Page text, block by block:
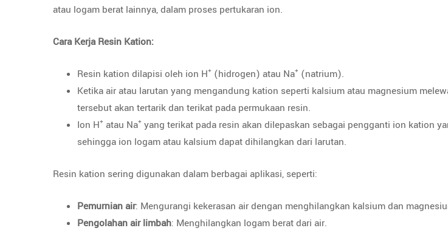
atau logam berat lainnya, dalam proses pertukaran ion.
Cara Kerja Resin Kation:
Resin kation dilapisi oleh ion H⁺ (hidrogen) atau Na⁺ (natrium).
Ketika air atau larutan yang mengandung kation seperti kalsium atau magnesium
tersebut akan tertarik dan terikat pada permukaan resin.
Ion H⁺ atau Na⁺ yang terikat pada resin akan dilepaskan sebagai pengganti ion kation
sehingga ion logam atau kalsium dapat dihilangkan dari larutan.
Resin kation sering digunakan dalam berbagai aplikasi, seperti:
Pemurnian air: Mengurangi kekerasan air dengan menghilangkan kalsium dan
Pengolahan air limbah: Menghilangkan logam berat dari air.